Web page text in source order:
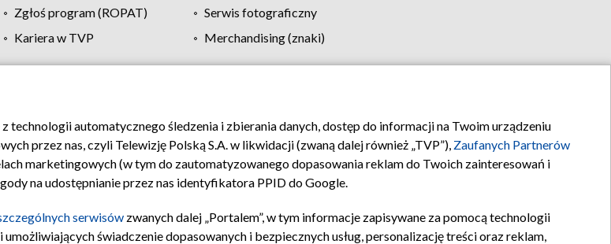
Zgłoś program (ROPAT)
Serwis fotograficzny
Kariera w TVP
Merchandising (znaki)
Moje zgody Pomoc Biuro reklamy Kontakt
automatycznego śledzenia i zbierania danych, dostęp do informacji na Twoim urządzeniu
przez nas, czyli Telewizję Polską S.A. w likwidacji (zwaną dalej również „TVP”), Zaufanych Partnerów
marketingowych (w tym do zautomatyzowanego dopasowania reklam do Twoich zainteresowań i
na udostępnianie przez nas identyfikatora PPID do Google.
serwisów zwanych dalej „Portalem”, w tym informacje zapisywane za pomocą technologii
świadczenie dopasowanych i bezpiecznych usług, personalizację treści oraz reklam,